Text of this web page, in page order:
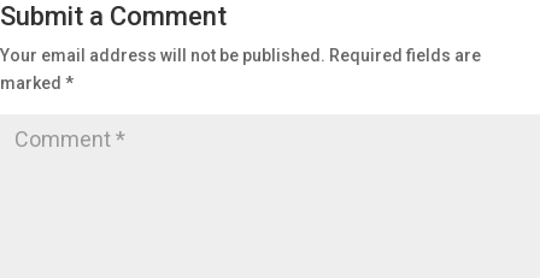
Submit a Comment
Your email address will not be published. Required fields are
marked *